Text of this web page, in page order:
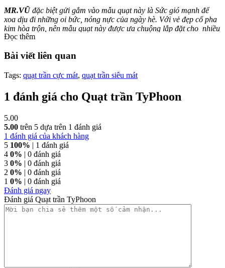
MR.VŨđặc biệt gửi gắm vào mẫu quạt này là Sức gió mạnh để
xoa dịu đi những oi bức, nóng nực của ngày hè. Với vẻ đẹp cổ pha
kim hòa trộn, nên mẫu quạt này được ưa chuộng lắp đặt cho nhiều
không gian khác nhau như: căn hộ, nhà phố, khu nghỉ dưỡng, miệt
Quạt MR.VŨ – Typhoon
củaMR.VŨở Đài loan – cái nôi của nghành Quạt trần nên chất
lượng vô cùng Tốt. Động cơ quạt bảo hành lên đến 10 năm cho
quý khách hàng an tâm sử dụng.
Đọc thêm
Bài viết liên quan
Tags: quạt trần cực mát, quạt trần siêu mát
1 đánh giá cho Quạt trần TyPhoon
5.00
5.00 trên 5 dựa trên 1 đánh giá
1 đánh giá của khách hàng
5 100% | 1 đánh giá
4 0% | 0 đánh giá
3 0% | 0 đánh giá
2 0% | 0 đánh giá
1 0% | 0 đánh giá
Đánh giá ngay
Đánh giá Quạt trần TyPhoon